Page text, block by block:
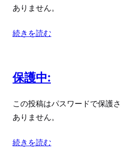
ありません。
続きを読む
保護中:
この投稿はパスワードで保護
ありません。
続きを読む